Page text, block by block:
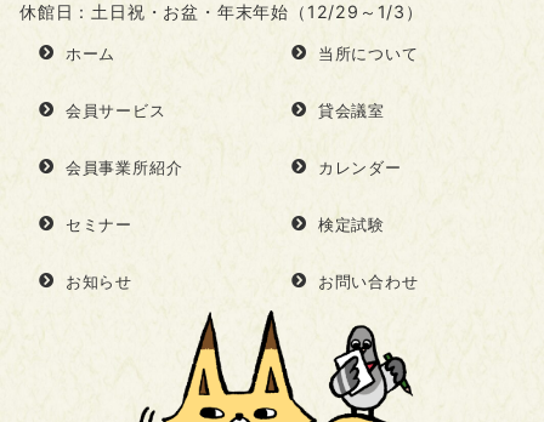
休館日：土日祝・お盆・年末年始（12/29～1/3）
ホーム 当所について
会員サービス 貸会議室
会員事業所紹介 カレンダー
セミナー 検定試験
お知らせ お問い合わせ